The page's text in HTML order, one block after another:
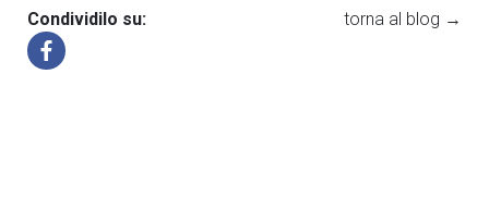
Condividilo su: torna al blog →